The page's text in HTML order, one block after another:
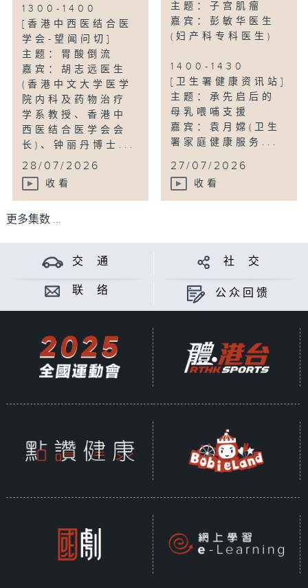
1300-1400
[香港中西医结合医
学会-望闻问切]
主题：胃酸倒流
嘉宾：胡志远医生
(香港中文大学医学
院内科及药物治疗
学系教授、香港中
西医结合医学会会
长)、钟丽丹博士...
28/07/2026
收看
主题：子宫肌瘤
嘉宾：彭敏华医生
(妇产科专科医生)
1400-1430
[卫生署健康资讯站]
主题：承先启后的
母乳喂哺支援
嘉宾：袁月嫦(卫生
署家庭健康服务...
27/07/2026
收看
更多集数 ...
交 通 社 交
联 络 公众回馈